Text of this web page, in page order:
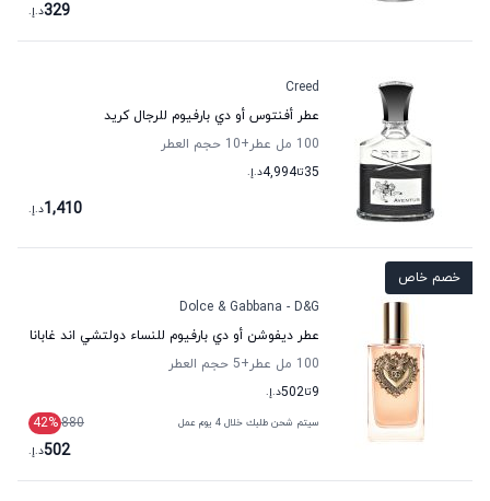
329د.إ.
Creed
عطر أفنتوس أو دي بارفيوم للرجال كريد
100 مل عطر
+10
حجم العطر
35تا4,994د.إ.
1,410د.إ.
خصم خاص
Dolce & Gabbana - D&G
عطر ديفوشن أو دي بارفيوم للنساء دولتشي اند غابانا
100 مل عطر
+5
حجم العطر
9تا502د.إ.
سيتم شحن طلبك خلال 4 يوم عمل 880
42%
502د.إ.